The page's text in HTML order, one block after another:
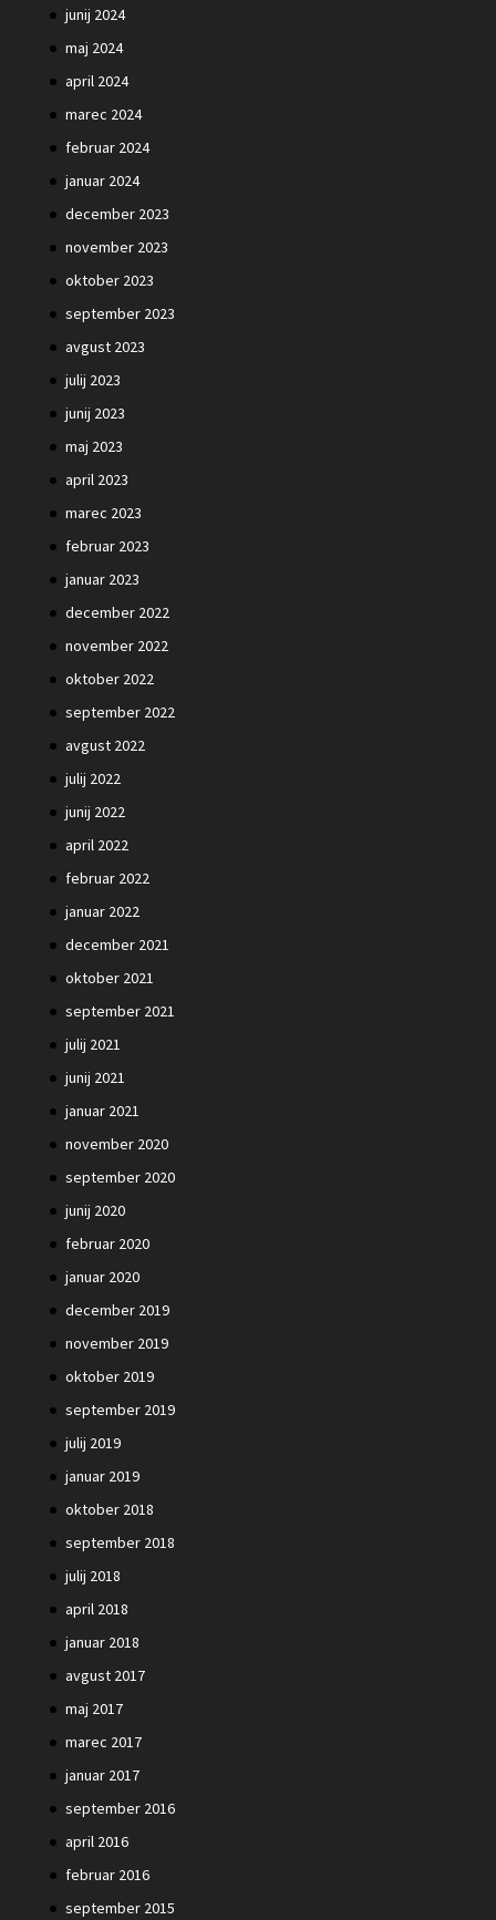
junij 2024
maj 2024
april 2024
marec 2024
februar 2024
januar 2024
december 2023
november 2023
oktober 2023
september 2023
avgust 2023
julij 2023
junij 2023
maj 2023
april 2023
marec 2023
februar 2023
januar 2023
december 2022
november 2022
oktober 2022
september 2022
avgust 2022
julij 2022
junij 2022
april 2022
februar 2022
januar 2022
december 2021
oktober 2021
september 2021
julij 2021
junij 2021
januar 2021
november 2020
september 2020
junij 2020
februar 2020
januar 2020
december 2019
november 2019
oktober 2019
september 2019
julij 2019
januar 2019
oktober 2018
september 2018
julij 2018
april 2018
januar 2018
avgust 2017
maj 2017
marec 2017
januar 2017
september 2016
april 2016
februar 2016
september 2015